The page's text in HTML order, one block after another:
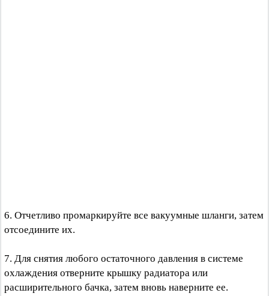
6. Отчетливо промаркируйте все вакуумные шланги, затем
отсоедините их.
7. Для снятия любого остаточного давления в системе
охлаждения отверните крышку радиатора или
расширительного бачка, затем вновь наверните ее.